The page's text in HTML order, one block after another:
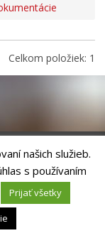
Celkom položiek: 1
– MVI
Pavla 4, 054 01
našich služieb.
s používaním
Prijať všetky